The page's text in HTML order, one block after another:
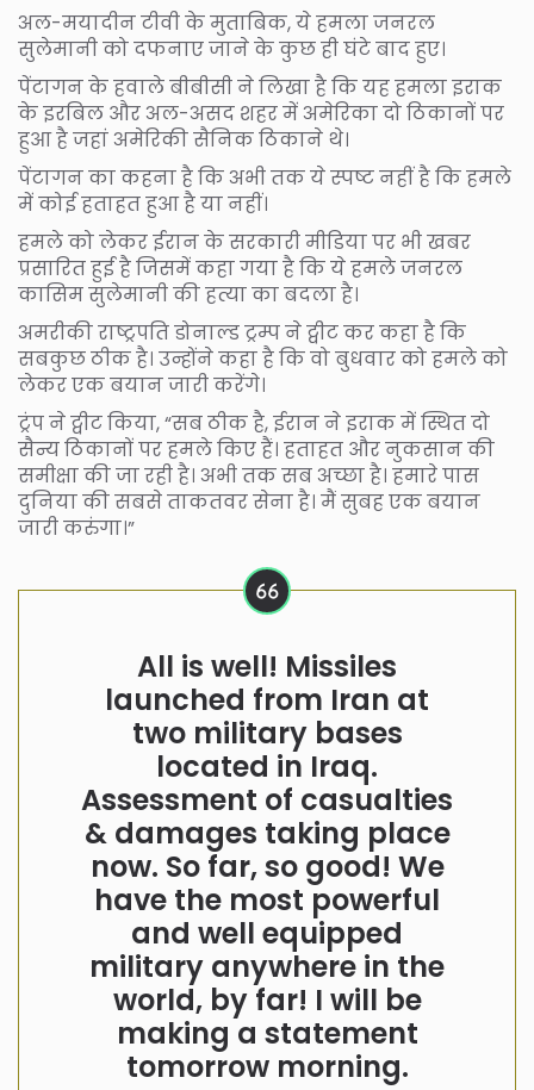
अल-मयादीन टीवी के मुताबिक, ये हमला जनरल
सुलेमानी को दफनाए जाने के कुछ ही घंटे बाद हुए।
पेंटागन के हवाले बीबीसी ने लिखा है कि यह हमला इराक
के इरबिल और अल-असद शहर में अमेरिका दो ठिकानों पर
हुआ है जहां अमेरिकी सैनिक ठिकाने थे।
पेंटागन का कहना है कि अभी तक ये स्पष्ट नहीं है कि हमले
में कोई हताहत हुआ है या नहीं।
हमले को लेकर ईरान के सरकारी मीडिया पर भी खबर
प्रसारित हुई है जिसमें कहा गया है कि ये हमले जनरल
कासिम सुलेमानी की हत्या का बदला है।
अमरीकी राष्ट्रपति डोनाल्ड ट्रम्प ने ट्वीट कर कहा है कि
सबकुछ ठीक है। उन्होंने कहा है कि वो बुधवार को हमले को
लेकर एक बयान जारी करेंगे।
ट्रंप ने ट्वीट किया, “सब ठीक है, ईरान ने इराक में स्थित दो
सैन्य ठिकानों पर हमले किए हैं। हताहत और नुकसान की
समीक्षा की जा रही है। अभी तक सब अच्छा है। हमारे पास
दुनिया की सबसे ताकतवर सेना है। मैं सुबह एक बयान
जारी करुंगा।”
All is well! Missiles
launched from Iran at
two military bases
located in Iraq.
Assessment of casualties
& damages taking place
now. So far, so good! We
have the most powerful
and well equipped
military anywhere in the
world, by far! I will be
making a statement
tomorrow morning.